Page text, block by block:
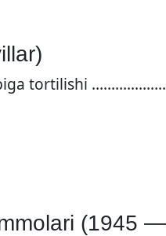
tortilishi
(1945